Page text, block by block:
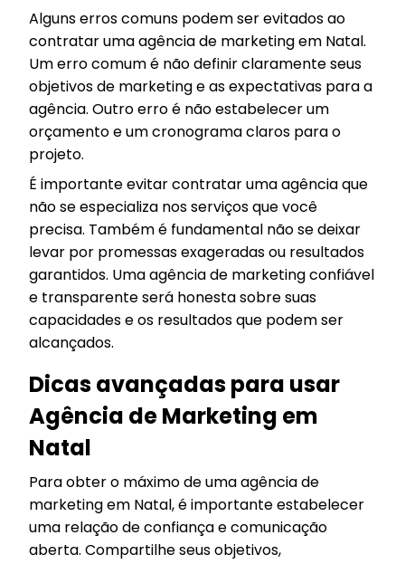
Alguns erros comuns podem ser evitados ao
contratar uma agência de marketing em Natal.
Um erro comum é não definir claramente seus
objetivos de marketing e as expectativas para a
agência. Outro erro é não estabelecer um
orçamento e um cronograma claros para o
projeto.
É importante evitar contratar uma agência que
não se especializa nos serviços que você
precisa. Também é fundamental não se deixar
levar por promessas exageradas ou resultados
garantidos. Uma agência de marketing confiável
e transparente será honesta sobre suas
capacidades e os resultados que podem ser
alcançados.
Dicas avançadas para usar
Agência de Marketing em
Natal
Para obter o máximo de uma agência de
marketing em Natal, é importante estabelecer
uma relação de confiança e comunicação
aberta. Compartilhe seus objetivos,